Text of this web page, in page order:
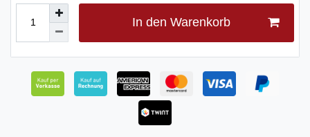
In den Warenkorb